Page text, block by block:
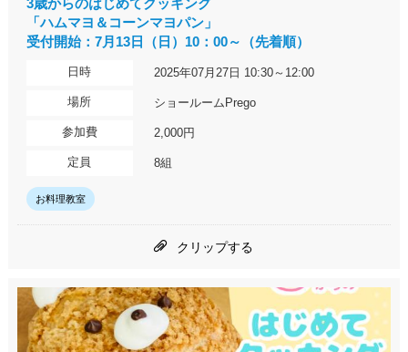
3歳からのはじめてクッキング
「ハムマヨ＆コーンマヨパン」
受付開始：7月13日（日）10：00～（先着順）
日時 2025年07月27日 10:30～12:00
場所 ショールームPrego
参加費 2,000円
定員 8組
お料理教室
クリップする